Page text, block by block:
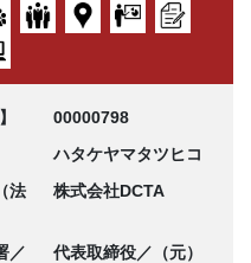
00000798
ハタケヤマタツヒコ
法
株式会社DCTA
／
代表取締役／（元）